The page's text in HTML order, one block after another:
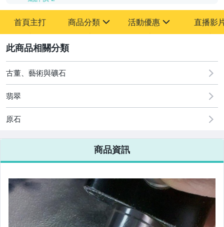
首頁主打 商品分類
其它
活動優惠
[全店] 周年慶
[全店] 粉絲專享
直播影
古董、藝術與礦石
翡翠
原石
商品資訊